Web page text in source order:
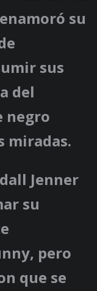
su
sus
del
negro
miradas.
Jenner
su
pero
que se